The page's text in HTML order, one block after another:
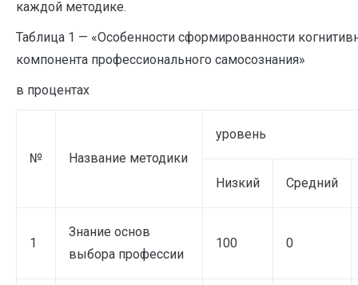
каждой методике.
Таблица 1 — «Особенности сформированности
компонента профессионального самосознания»
в процентах
№ Название методики
уровень
Низкий Средний
1
Знание основ
выбора профессии
100 0